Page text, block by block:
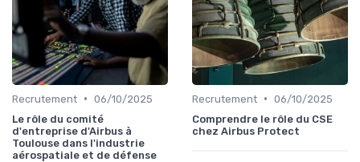
Recrutement • 06/10/2025
Le rôle du comité
d'entreprise d'Airbus à
Toulouse dans l'industrie
aérospatiale et de défense
Recrutement • 06/10/2025
Comprendre le rôle du CSE
chez Airbus Protect